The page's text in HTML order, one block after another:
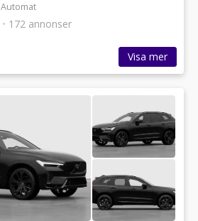
Automat
• 172 annonser
Visa mer